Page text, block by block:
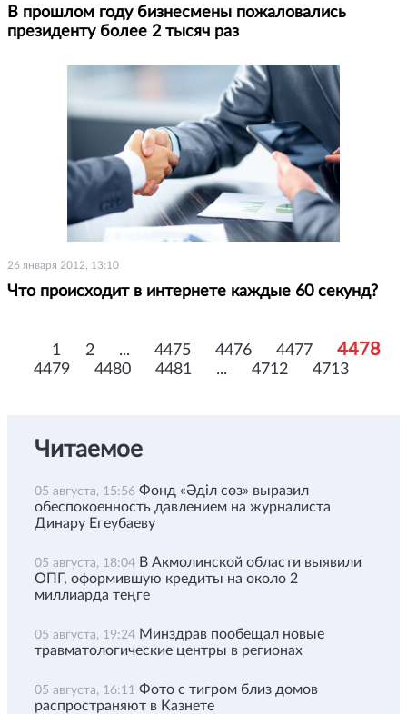
В прошлом году бизнесмены пожаловались
президенту более 2 тысяч раз
26 января 2012, 13:10
Что происходит в интернете каждые 60 секунд?
1 2 ... 4475 4476 4477 4478
4479 4480 4481 ... 4712 4713
Читаемое
05 августа, 15:56 Фонд «Әділ сөз» выразил
обеспокоенность давлением на журналиста
Динару Егеубаеву
05 августа, 18:04 В Акмолинской области выявили
ОПГ, оформившую кредиты на около 2
миллиарда теңге
05 августа, 19:24 Минздрав пообещал новые
травматологические центры в регионах
05 августа, 16:11 Фото с тигром близ домов
распространяют в Казнете